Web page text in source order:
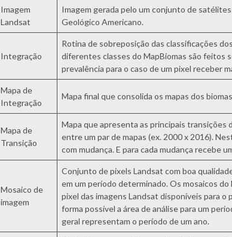
Imagem
Landsat
Imagem gerada pelo um conjunto de
Geológico Americano.
Integração
Rotina de sobreposição das classificações
diferentes classes do MapBiomas são feitos
prevalência para o caso de um pixel receber
Mapa de
Integração
Mapa final que consolida os mapas dos
Mapa de
Transição
Mapa que apresenta as principais transições
entre um par de mapas (ex. 2000 x 2016).
com mudança. E para cada mudança recebe
Mosaico de
imagem
Conjunto de pixels Landsat com boa
em um período determinado. Os mosaicos
pixel das imagens Landsat disponíveis para
forma possível a área de análise para um
geral representam o período de um ano.